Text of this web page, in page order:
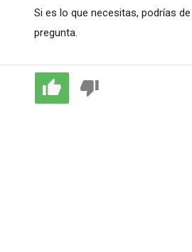
Si es lo que necesitas, podrías
pregunta.